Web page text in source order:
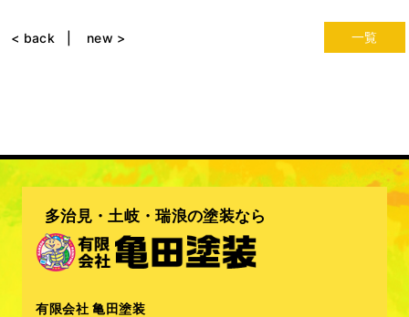
一覧
< back new >
多治見・土岐・瑞浪の塗装なら
有限会社 亀田塗装